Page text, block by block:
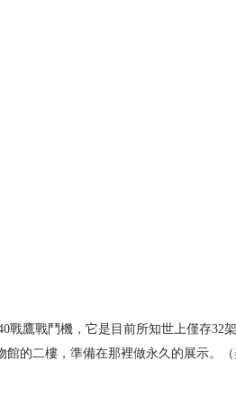
戰鷹戰鬥機，它是目前所知世上僅存32
館的二樓，準備在那裡做永久的展示。（